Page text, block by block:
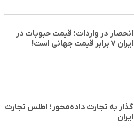
انحصار در واردات؛ قیمت حبوبات در
ایران ۷ برابر قیمت جهانی است!
گذار به تجارت داده‌محور؛ اطلس تجارت
ایران